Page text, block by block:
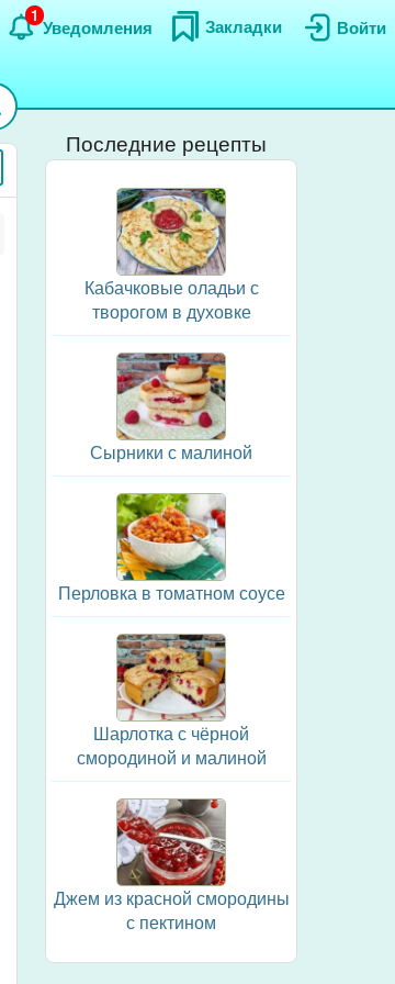
Войти
Закладки
Уведомления
1
Последние рецепты
Кабачковые оладьи с
творогом в духовке
Сырники с малиной
Перловка в томатном соусе
Шарлотка с чёрной
смородиной и малиной
Джем из красной смородины
с пектином